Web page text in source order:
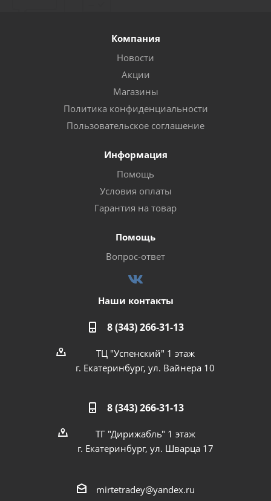
Компания
Новости
Акции
Магазины
Политика конфиденциальности
Пользовательское соглашение
Информация
Помощь
Условия оплаты
Гарантия на товар
Помощь
Вопрос-ответ
Наши контакты
8 (343) 266-31-13
ТЦ "Успенский" 1 этаж
г. Екатеринбург, ул. Вайнера 10
8 (343) 266-31-13
ТГ "Дирижабль" 1 этаж
г. Екатеринбург, ул. Шварца 17
mirtetradey@yandex.ru